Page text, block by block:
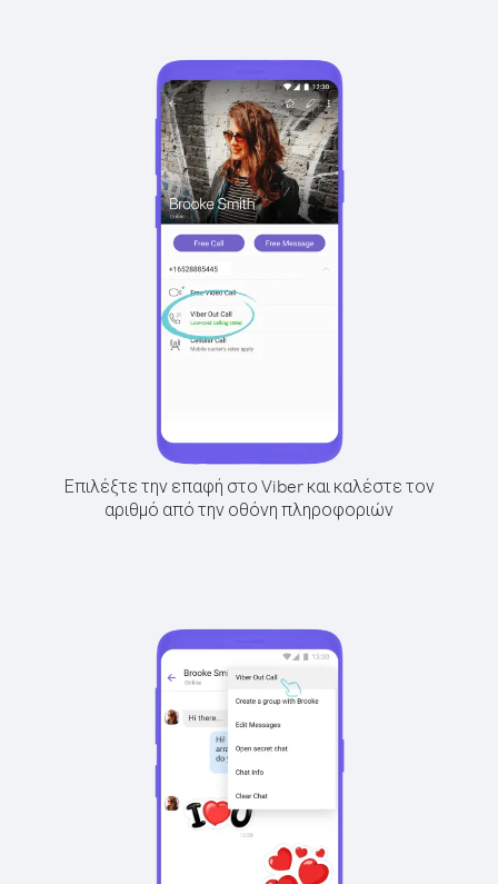
Επιλέξτε την επαφή στο Viber και καλέστε τον
αριθμό από την οθόνη πληροφοριών